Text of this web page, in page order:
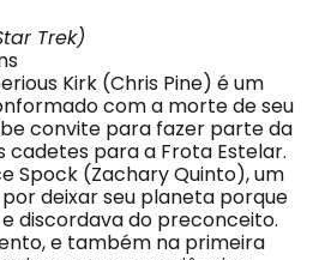
Trek)
Kirk (Chris Pine) é um
com a morte de seu
convite para fazer parte da
cadetes para a Frota Estelar.
Spock (Zachary Quinto), um
deixar seu planeta porque
discordava do preconceito.
e também na primeira